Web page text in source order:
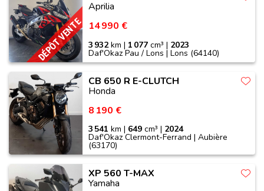
DÉPÔT VENTE
Aprilia
14 990 €
3 932km | 1 077 cm³ | 2023
Daf'Okaz Pau / Lons | Lons (64140)
CB 650 R E-CLUTCH
Honda
8 190 €
3 541 km | 649 cm³ | 2024
Daf'Okaz Clermont-Ferrand | Aubière
(63170)
XP 560 T-MAX
Yamaha